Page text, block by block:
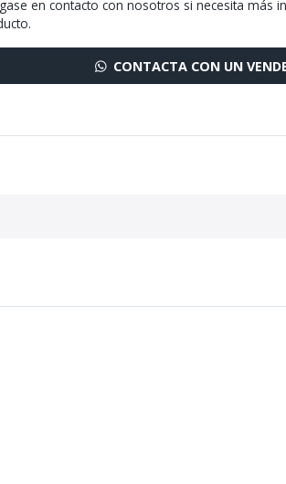
en contacto con nosotros si necesita más
CONTACTA CON UN